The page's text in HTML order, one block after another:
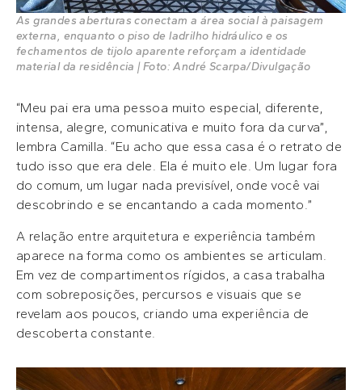
As grandes aberturas conectam a área social à paisagem
externa, enquanto o piso de ladrilho hidráulico e os
fechamentos de tijolo aparente reforçam a identidade
material da residência | Foto: André Scarpa/Divulgação
“Meu pai era uma pessoa muito especial, diferente,
intensa, alegre, comunicativa e muito fora da curva”,
lembra Camilla. “Eu acho que essa casa é o retrato de
tudo isso que era dele. Ela é muito ele. Um lugar fora
do comum, um lugar nada previsível, onde você vai
descobrindo e se encantando a cada momento.”
A relação entre arquitetura e experiência também
aparece na forma como os ambientes se articulam.
Em vez de compartimentos rígidos, a casa trabalha
com sobreposições, percursos e visuais que se
revelam aos poucos, criando uma experiência de
descoberta constante.